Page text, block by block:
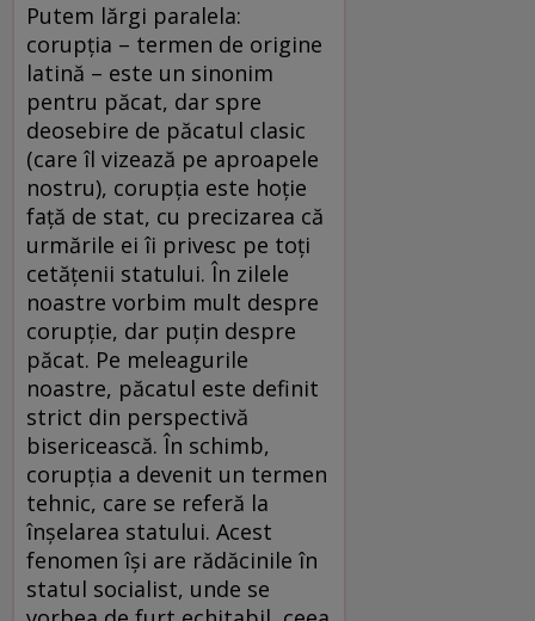
Putem lărgi paralela:
corupția – termen de origine
latină – este un sinonim
pentru păcat, dar spre
deosebire de păcatul clasic
(care îl vizează pe aproapele
nostru), corupția este hoție
față de stat, cu precizarea că
urmările ei îi privesc pe toți
cetățenii statului. În zilele
noastre vorbim mult despre
corupție, dar puțin despre
păcat. Pe meleagurile
noastre, păcatul este definit
strict din perspectivă
bisericească. În schimb,
corupția a devenit un termen
tehnic, care se referă la
înșelarea statului. Acest
fenomen își are rădăcinile în
statul socialist, unde se